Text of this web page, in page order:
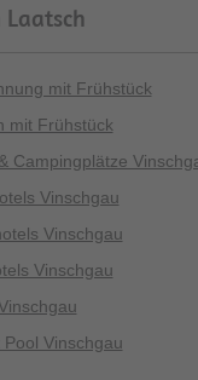
mit Frühstück
mit Frühstück
Campingplätze
Vinschgau
Vinschgau
Vinschgau
Pool Vinschgau